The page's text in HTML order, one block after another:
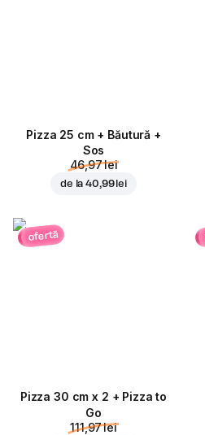
Pizza 25 cm + Băutură +
Sos
46,97 lei
de la40,99 lei
ofertă
Pizza 30 cm x 2 + Pizza to
Go
111,97 lei